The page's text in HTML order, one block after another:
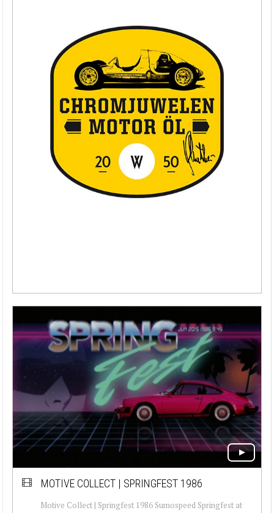
MOTIVE COLLECT | SPRINGFEST 1986
Motive Collect | Springfest 1986 Sumospeed Springfest at